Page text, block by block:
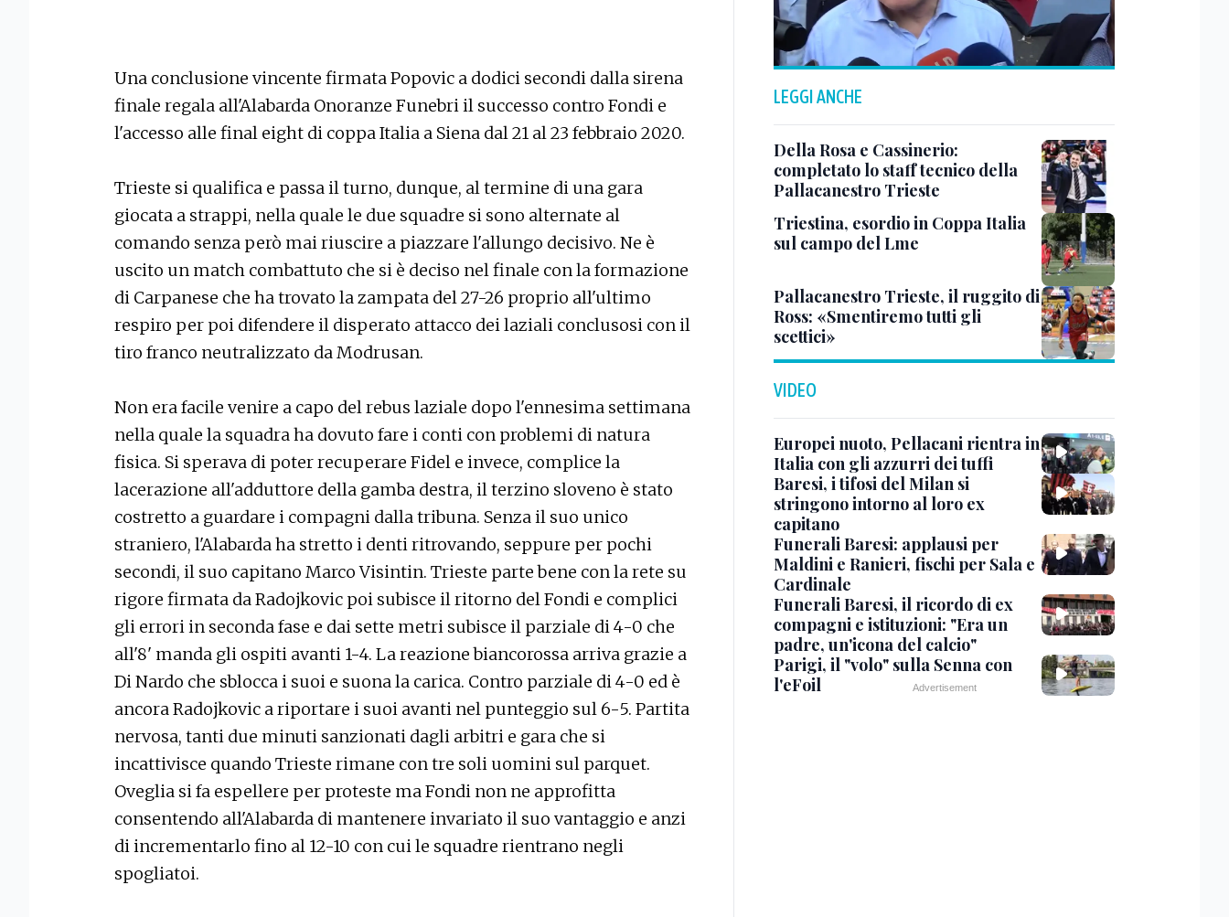
Una conclusione vincente firmata Popovic a dodici secondi dalla sirena
finale regala all'Alabarda Onoranze Funebri il successo contro Fondi e
l'accesso alle final eight di coppa Italia a Siena dal 21 al 23 febbraio 2020.
Trieste si qualifica e passa il turno, dunque, al termine di una gara
giocata a strappi, nella quale le due squadre si sono alternate al
comando senza però mai riuscire a piazzare l'allungo decisivo. Ne è
uscito un match combattuto che si è deciso nel finale con la formazione
di Carpanese che ha trovato la zampata del 27-26 proprio all'ultimo
respiro per poi difendere il disperato attacco dei laziali conclusosi con il
tiro franco neutralizzato da Modrusan.
Non era facile venire a capo del rebus laziale dopo l'ennesima settimana
nella quale la squadra ha dovuto fare i conti con problemi di natura
fisica. Si sperava di poter recuperare Fidel e invece, complice la
lacerazione all'adduttore della gamba destra, il terzino sloveno è stato
costretto a guardare i compagni dalla tribuna. Senza il suo unico
straniero, l'Alabarda ha stretto i denti ritrovando, seppure per pochi
secondi, il suo capitano Marco Visintin. Trieste parte bene con la rete su
rigore firmata da Radojkovic poi subisce il ritorno del Fondi e complici
gli errori in seconda fase e dai sette metri subisce il parziale di 4-0 che
all'8' manda gli ospiti avanti 1-4. La reazione biancorossa arriva grazie a
Di Nardo che sblocca i suoi e suona la carica. Contro parziale di 4-0 ed è
ancora Radojkovic a riportare i suoi avanti nel punteggio sul 6-5. Partita
nervosa, tanti due minuti sanzionati dagli arbitri e gara che si
incattivisce quando Trieste rimane con tre soli uomini sul parquet.
Oveglia si fa espellere per proteste ma Fondi non ne approfitta
consentendo all'Alabarda di mantenere invariato il suo vantaggio e anzi
di incrementarlo fino al 12-10 con cui le squadre rientrano negli
spogliatoi.
LEGGI ANCHE
Della Rosa e Cassinerio:
completato lo staff tecnico della
Pallacanestro Trieste
Triestina, esordio in Coppa Italia
sul campo del Lme
Pallacanestro Trieste, il ruggito di
Ross: «Smentiremo tutti gli
scettici»
VIDEO
Europei nuoto, Pellacani rientra in
Italia con gli azzurri dei tuffi
Baresi, i tifosi del Milan si
stringono intorno al loro ex
capitano
Funerali Baresi: applausi per
Maldini e Ranieri, fischi per Sala e
Cardinale
Funerali Baresi, il ricordo di ex
compagni e istituzioni: "Era un
padre, un'icona del calcio"
Parigi, il "volo" sulla Senna con
l'eFoil